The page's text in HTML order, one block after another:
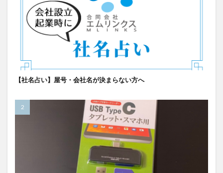
【社名占い】屋号・会社名が決まらない方へ